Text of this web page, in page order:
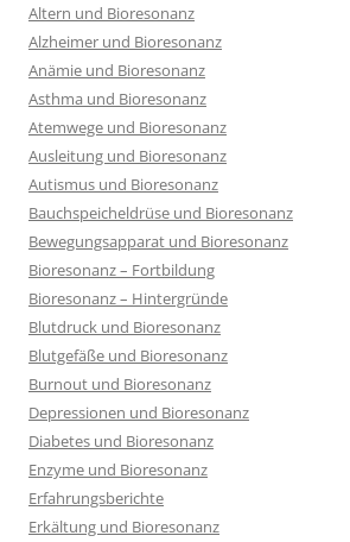
Altern und Bioresonanz
Alzheimer und Bioresonanz
Anämie und Bioresonanz
Asthma und Bioresonanz
Atemwege und Bioresonanz
Ausleitung und Bioresonanz
Autismus und Bioresonanz
Bauchspeicheldrüse und Bioresonanz
Bewegungsapparat und Bioresonanz
Bioresonanz – Fortbildung
Bioresonanz – Hintergründe
Blutdruck und Bioresonanz
Blutgefäße und Bioresonanz
Burnout und Bioresonanz
Depressionen und Bioresonanz
Diabetes und Bioresonanz
Enzyme und Bioresonanz
Erfahrungsberichte
Erkältung und Bioresonanz